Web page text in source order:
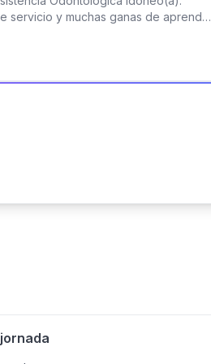
#Wellness #Sueroterapia
servicio y muchas ganas de aprender
y que formes parte de nuestra familia